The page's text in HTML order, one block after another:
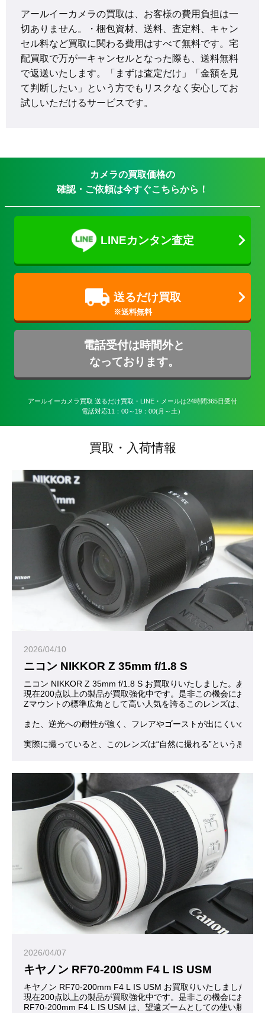
アールイーカメラの買取は、お客様の費用負担は一
切ありません。・梱包資材、送料、査定料、キャン
セル料など買取に関わる費用はすべて無料です。宅
配買取で万が一キャンセルとなった際も、送料無料
で返送いたします。「まずは査定だけ」「金額を見
て判断したい」という方でもリスクなく安心してお
試しいただけるサービスです。
カメラの買取価格の
確認・ご依頼は今すぐこちらから！
LINEカンタン査定
送るだけ買取
電話受付は時間外と
なっております。
アールイーカメラ買取 送るだけ買取・LINE・メールは24時間365日受付
電話対応11：00～19：00(月～土）
買取・入荷情報
2026/04/10
ニコン NIKKOR Z 35mm f/1.8 S
ニコン NIKKOR Z 35mm f/1.8 S お買取りいたしました。ありが
現在200点以上の製品が買取強化中です。是非この機会にお問合
Zマウントの標準広角として高い人気を誇るこのレンズは、数
また、逆光への耐性が強く、フレアやゴーストが出にくいので
実際に撮っていると、このレンズは“自然に撮れる”という感覚
2026/04/07
キヤノン RF70-200mm F4 L IS USM
キヤノン RF70-200mm F4 L IS USM お買取りいたしました。
現在200点以上の製品が買取強化中です。是非この機会にお問合
RF70-200mm F4 L IS USM は、望遠ズームとしての使い勝手